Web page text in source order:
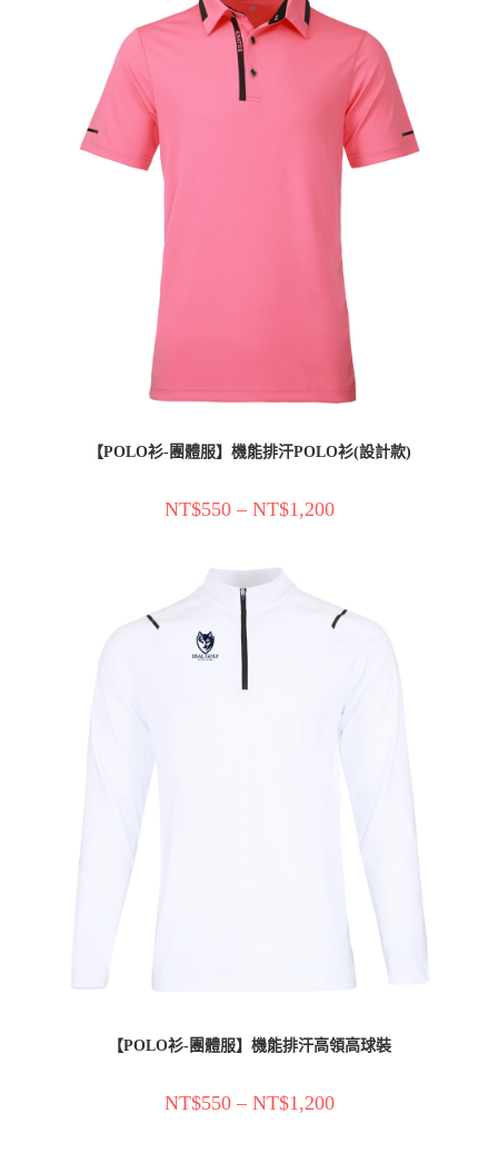
【POLO衫-團體服】機能排汗POLO衫(設計款)
NT$550– NT$1,200
【POLO衫-團體服】機能排汗高領高球裝
NT$550– NT$1,200